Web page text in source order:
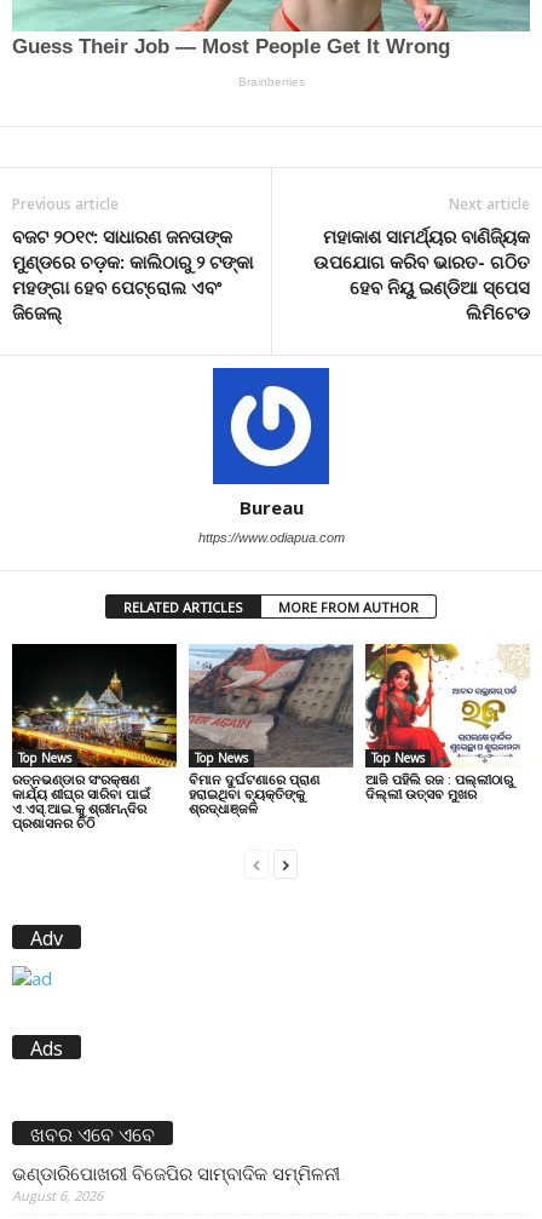
Previous article
ବଜଟ ୨୦୧୯: ସାଧାରଣ ଜନତାଙ୍କ
ମୁଣ୍ଡରେ ଚଡ଼କ: କାଲିଠାରୁ ୨ ଟଙ୍କା
ମହଙ୍ଗା ହେବ ପେଟ୍ରୋଲ ଏବଂ
ଜିଜେଲ୍
Next article
ମହାକାଶ ସାମର୍ଥ୍ୟର ବାଣିଜ୍ୟିକ
ଉପଯୋଗ କରିବ ଭାରତ- ଗଠିତ
ହେବ ନିୟୁ ଇଣ୍ଡିଆ ସ୍ପେସ
ଲିମିଟେଡ
Bureau
https://www.odiapua.com
RELATED ARTICLES MORE FROM AUTHOR
Top News
ରତ୍ନଭଣ୍ଡାର ସଂରକ୍ଷଣ
କାର୍ଯ୍ୟ ଶୀଘ୍ର ସାରିବା ପାଇଁ
ଏ.ଏସ୍.ଆଇ.କୁ ଶ୍ରୀମନ୍ଦିର
ପ୍ରଶାସନର ଚିଠି
Top News
ବିମାନ ଦୁର୍ଘଟଣାରେ ପ୍ରାଣ
ହରାଇଥିବା ବ୍ୟକ୍ତିଙ୍କୁ
ଶ୍ରଦ୍ଧାଞ୍ଜଳି
Top News
ଆଜି ପହିଲି ରଜ : ପଲ୍ଲୀଠାରୁ
ଦିଲ୍ଲୀ ଉତ୍ସବ ମୁଖର
Adv
Ads
ଖବର ଏବେ ଏବେ
ଭଣ୍ଡାରିପୋଖରୀ ବିଜେପିର ସାମ୍ବାଦିକ ସମ୍ମିଳନୀ
August 6, 2026